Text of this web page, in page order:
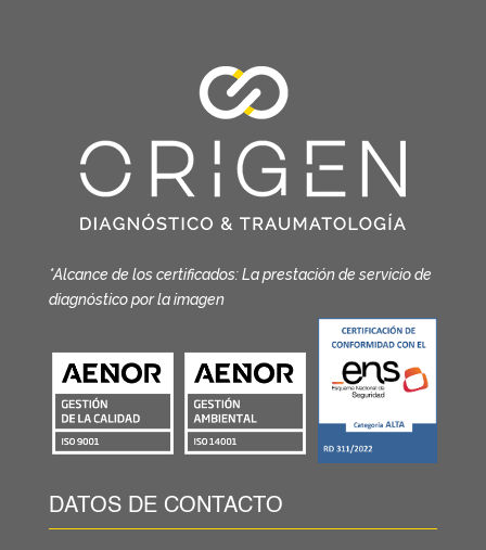
*Alcance de los certificados: La prestación de servicio de
diagnóstico por la imagen
DATOS DE CONTACTO